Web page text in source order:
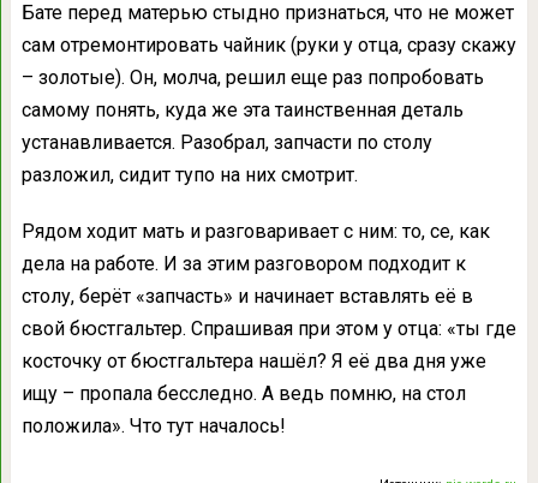
Бате перед матерью стыдно признаться, что не может
сам отремонтировать чайник (руки у отца, сразу скажу
– золотые). Он, молча, решил еще раз попробовать
самому понять, куда же эта таинственная деталь
устанавливается. Разобрал, запчасти по столу
разложил, сидит тупо на них смотрит.
Рядом ходит мать и разговаривает с ним: то, се, как
дела на работе. И за этим разговором подходит к
столу, берёт «запчасть» и начинает вставлять её в
свой бюстгальтер. Спрашивая при этом у отца: «ты где
косточку от бюстгальтера нашёл? Я её два дня уже
ищу – пропала бесследно. А ведь помню, на стол
положила». Что тут началось!